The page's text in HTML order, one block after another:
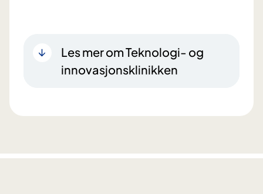
Les mer om Teknologi- og
innovasjonsklinikken